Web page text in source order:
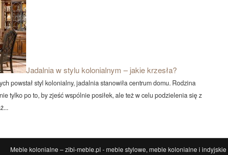
Jadalnia w stylu kolonialnym – jakie krzesła?
powstał styl kolonialny, jadalnia stanowiła centrum domu. Rodzina
tylko po to, by zjeść wspólnie posiłek, ale też w celu podzielenia się z
Meble kolonialne – zibi-meble.pl - meble stylowe, meble kolonialne i indyjskie